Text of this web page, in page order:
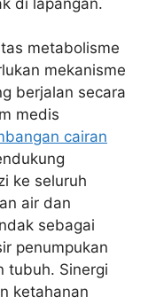
metabolisme
mekanisme
berjalan secara
medis
cairan
ke seluruh
air dan
sebagai
penumpukan
tubuh. Sinergi
ketahanan